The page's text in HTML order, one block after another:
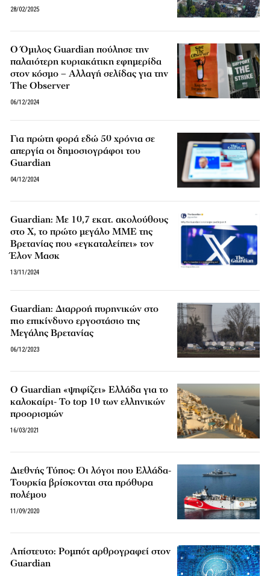
28/02/2025
Ο Όμιλος Guardian πούλησε την
παλαιότερη κυριακάτικη εφημερίδα
στον κόσμο – Αλλαγή σελίδας για την
The Observer
06/12/2024
Για πρώτη φορά εδώ 50 χρόνια σε
απεργία οι δημοσιογράφοι του
Guardian
04/12/2024
Guardian: Με 10,7 εκατ. ακολούθους
στο X, το πρώτο μεγάλο ΜΜΕ της
Βρετανίας που «εγκαταλείπει» τον
Έλον Μασκ
13/11/2024
Guardian: Διαρροή πυρηνικών στο
πιο επικίνδυνο εργοστάσιο της
Μεγάλης Βρετανίας
06/12/2023
Ο Guardian «ψηφίζει» Ελλάδα για το
καλοκαίρι- Το top 10 των ελληνικών
προορισμών
16/03/2021
Διεθνής Τύπος: Οι λόγοι που Ελλάδα-
Τουρκία βρίσκονται στα πρόθυρα
πολέμου
11/09/2020
Απίστευτο: Ρομπότ αρθρογραφεί στον
Guardian